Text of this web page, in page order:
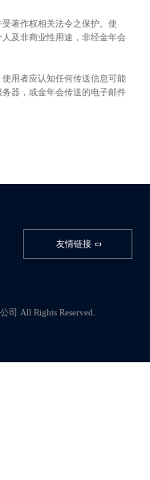
著作权相关法令之保护。使
及非商业性用途，非经金年会
用者应认知任何传送信息可能
器，或金年会传送的电子邮件
友情链接
All Rights Reserved.